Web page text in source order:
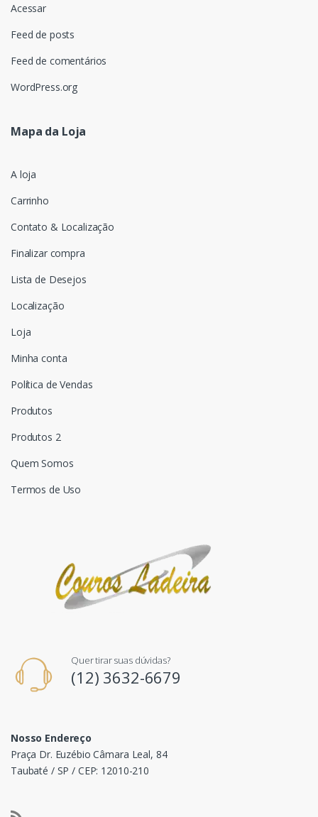
Acessar
Feed de posts
Feed de comentários
WordPress.org
Mapa da Loja
A loja
Carrinho
Contato & Localização
Finalizar compra
Lista de Desejos
Localização
Loja
Minha conta
Política de Vendas
Produtos
Produtos 2
Quem Somos
Termos de Uso
Quer tirar suas dúvidas?
(12) 3632-6679
Nosso Endereço
Praça Dr. Euzébio Câmara Leal, 84
Taubaté / SP / CEP: 12010-210